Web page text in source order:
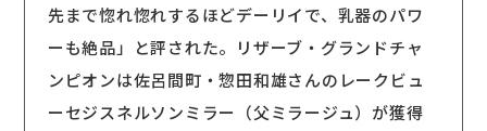
先まで惚れ惚れするほどデーリイで、乳器のパワ
ーも絶品」と評された。リザーブ・グランドチャ
ンピオンは佐呂間町・惣田和雄さんのレークビュ
ーセジスネルソンミラー（父ミラージュ）が獲得